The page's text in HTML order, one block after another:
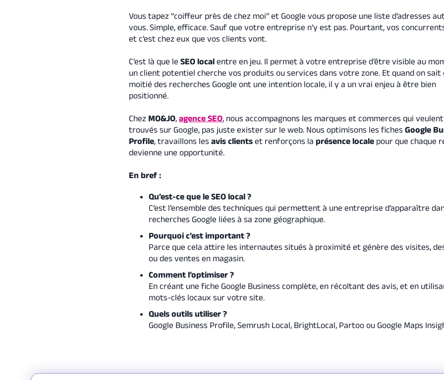
Vous tapez “coiffeur près de chez moi” et Google vous propose une liste d’adresses
vous. Simple, efficace. Sauf que votre entreprise n’y est pas. Pourtant, vos
et c’est chez eux que vos clients vont.
C’est là que leSEO local entre en jeu. Il permet à votre entreprise d’être visible au
un client potentiel cherche vos produits ou services dans votre zone. Et quand on sait
moitié des recherches Google ont une intention locale, il y a un vrai enjeu à être bien
positionné.
Chez MO&JO,agence SEO, nous accompagnons les marques et commerces qui
trouvés sur Google, pas juste exister sur le web. Nous optimisons les fichesGoogle
Profile, travaillons lesavis clients et renforçons laprésence locale pour que chaque
devienne une opportunité.
En bref :
Qu’est-ce que le SEO local ?
C’est l’ensemble des techniques qui permettent à une entreprise d’apparaître
recherches Google liées à sa zone géographique.
Pourquoi c’est important ?
Parce que cela attire les internautes situés à proximité et génère des visites,
ou des ventes en magasin.
Comment l’optimiser ?
En créant une fiche Google Business complète, en récoltant des avis, et en
mots-clés locaux sur votre site.
Quels outils utiliser ?
Google Business Profile, Semrush Local, BrightLocal, Partoo ou Google Maps